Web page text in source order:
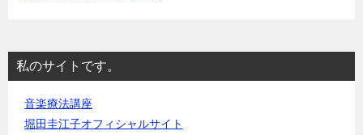
私のサイトです。
音楽療法講座
堀田圭江子オフィシャルサイト